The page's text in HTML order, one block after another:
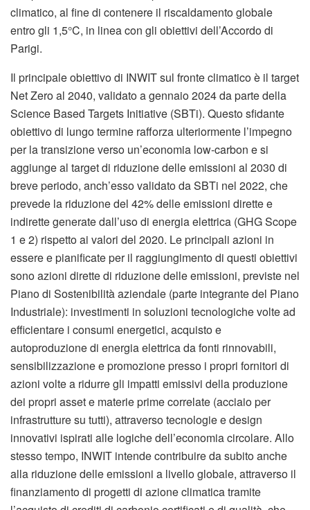
climatico, al fine di contenere il riscaldamento globale
entro gli 1,5°C, in linea con gli obiettivi dell’Accordo di
Parigi.
Il principale obiettivo di INWIT sul fronte climatico è il target
Net Zero al 2040, validato a gennaio 2024 da parte della
Science Based Targets Initiative (SBTi). Questo sfidante
obiettivo di lungo termine rafforza ulteriormente l’impegno
per la transizione verso un’economia low-carbon e si
aggiunge al target di riduzione delle emissioni al 2030 di
breve periodo, anch’esso validato da SBTi nel 2022, che
prevede la riduzione del 42% delle emissioni dirette e
indirette generate dall’uso di energia elettrica (GHG Scope
1 e 2) rispetto ai valori del 2020. Le principali azioni in
essere e pianificate per il raggiungimento di questi obiettivi
sono azioni dirette di riduzione delle emissioni, previste nel
Piano di Sostenibilità aziendale (parte integrante del Piano
Industriale): investimenti in soluzioni tecnologiche volte ad
efficientare i consumi energetici, acquisto e
autoproduzione di energia elettrica da fonti rinnovabili,
sensibilizzazione e promozione presso i propri fornitori di
azioni volte a ridurre gli impatti emissivi della produzione
dei propri asset e materie prime correlate (acciaio per
infrastrutture su tutti), attraverso tecnologie e design
innovativi ispirati alle logiche dell’economia circolare. Allo
stesso tempo, INWIT intende contribuire da subito anche
alla riduzione delle emissioni a livello globale, attraverso il
finanziamento di progetti di azione climatica tramite